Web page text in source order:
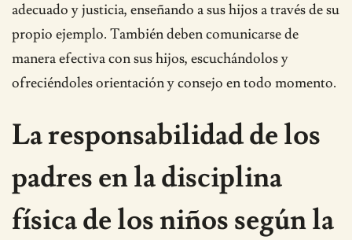
adecuado y justicia, enseñando a sus hijos a través de su
propio ejemplo. También deben comunicarse de
manera efectiva con sus hijos, escuchándolos y
ofreciéndoles orientación y consejo en todo momento.
La responsabilidad de los
padres en la disciplina
física de los niños según la